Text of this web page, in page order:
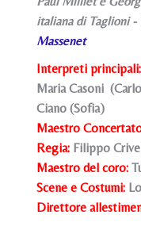
italiana di Taglioni
Massenet
Interpreti principali:
Maria Casoni
Ciano (Sofia)
Maestro
Regia: Filippo
Maestro del coro:
Scene e Costumi:
Direttore